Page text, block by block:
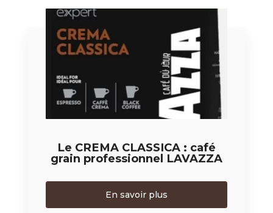
Le CREMA CLASSICA : café
grain professionnel LAVAZZA
En savoir plus